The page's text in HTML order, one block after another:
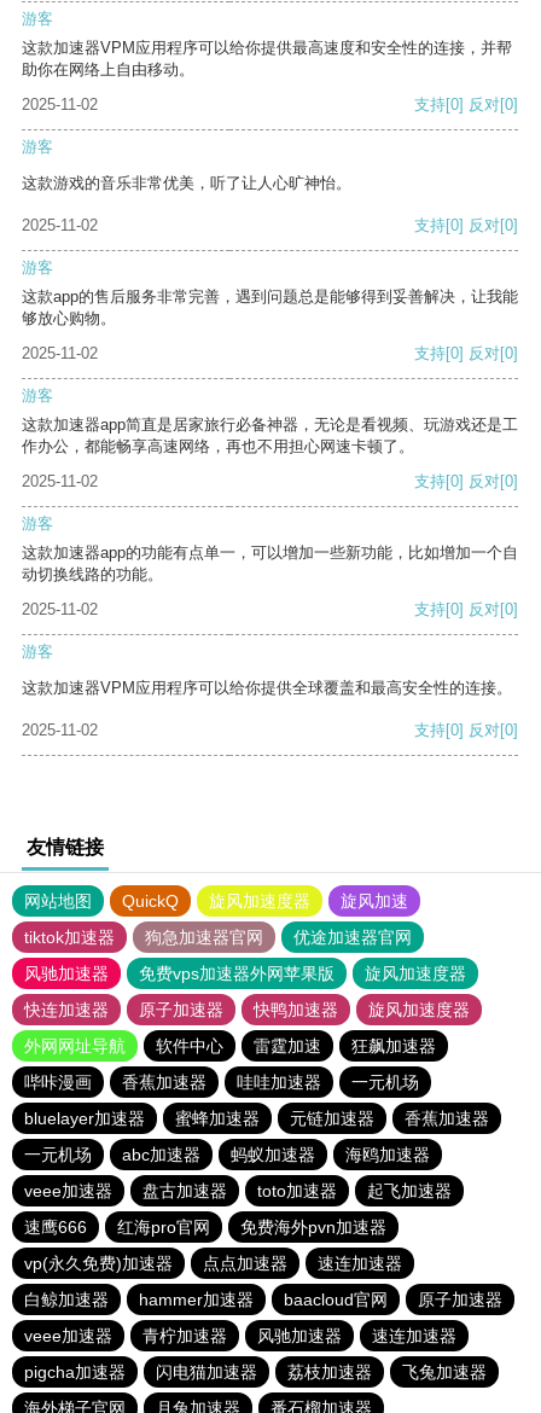
游客
这款加速器VPM应用程序可以给你提供最高速度和安全性的连接，并帮
助你在网络上自由移动。
2025-11-02
支持[0] 反对[0]
游客
这款游戏的音乐非常优美，听了让人心旷神怡。
2025-11-02 支持[0] 反对[0]
游客
这款app的售后服务非常完善，遇到问题总是能够得到妥善解决，让我能
够放心购物。
2025-11-02
支持[0] 反对[0]
游客
这款加速器app简直是居家旅行必备神器，无论是看视频、玩游戏还是工
作办公，都能畅享高速网络，再也不用担心网速卡顿了。
2025-11-02
支持[0] 反对[0]
游客
这款加速器app的功能有点单一，可以增加一些新功能，比如增加一个自
动切换线路的功能。
2025-11-02
支持[0] 反对[0]
游客
这款加速器VPM应用程序可以给你提供全球覆盖和最高安全性的连接。
2025-11-02 支持[0] 反对[0]
友情链接
网站地图 QuickQ 旋风加速度器
旋风加速
tiktok加速器
狗急加速器官网
优途加速器官网
风驰加速器
免费vps加速器外网苹果版
旋风加速度器
快连加速器
原子加速器 快鸭加速器
旋风加速度器
外网网址导航
软件中心 雷霆加速
狂飙加速器
哔咔漫画
香蕉加速器 哇哇加速器
一元机场
bluelayer加速器
蜜蜂加速器 元链加速器
香蕉加速器
一元机场
abc加速器 蚂蚁加速器
海鸥加速器
veee加速器
盘古加速器 toto加速器
起飞加速器
速鹰666
红海pro官网
免费海外pvn加速器
vp(永久免费)加速器
点点加速器
速连加速器
白鲸加速器
hammer加速器 baacloud官网
原子加速器
veee加速器
青柠加速器 风驰加速器
速连加速器
pigcha加速器
闪电猫加速器 荔枝加速器
飞兔加速器
海外梯子官网
月兔加速器 番石榴加速器